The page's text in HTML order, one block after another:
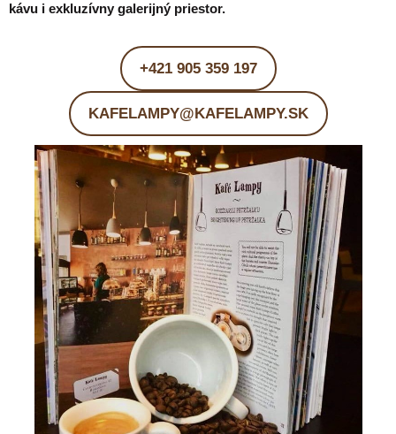
kávu i exkluzívny galerijný priestor.
+421 905 359 197
KAFELAMPY@KAFELAMPY.SK